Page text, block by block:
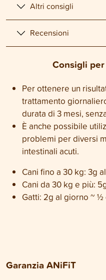
Altri consigli
Recensioni
Consigli
Per ottenere un
trattamento
durata di 3 mesi,
È anche possibile
problemi per diversi
intestinali acuti.
Cani fino a 30 kg: 3g
Cani da 30 kg e più:
Gatti: 2g al giorno ~
Garanzia ANiFiT